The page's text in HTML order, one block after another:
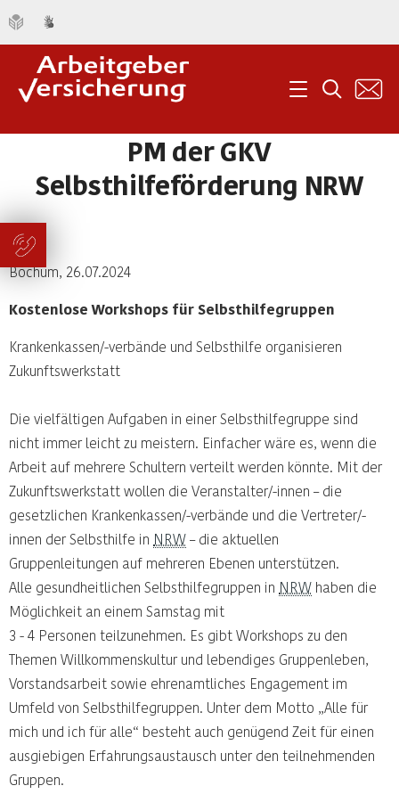
Menü Suche
PM der GKV
Selbsthilfeförderung NRW
Bochum, 26.07.2024
Kostenlose Workshops für Selbsthilfegruppen
Krankenkassen/-verbände und Selbsthilfe organisieren
Zukunftswerkstatt
Die vielfältigen Aufgaben in einer Selbsthilfegruppe sind
nicht immer leicht zu meistern. Einfacher wäre es, wenn die
Arbeit auf mehrere Schultern verteilt werden könnte. Mit der
Zukunftswerkstatt wollen die Veranstalter/-innen – die
gesetzlichen Krankenkassen/-verbände und die Vertreter/-
innen der Selbsthilfe in NRW – die aktuellen
Gruppenleitungen auf mehreren Ebenen unterstützen.
Alle gesundheitlichen Selbsthilfegruppen in NRW haben die
Möglichkeit an einem Samstag mit
3 - 4 Personen teilzunehmen. Es gibt Workshops zu den
Themen Willkommenskultur und lebendiges Gruppenleben,
Vorstandsarbeit sowie ehrenamtliches Engagement im
Umfeld von Selbsthilfegruppen. Unter dem Motto „Alle für
mich und ich für alle“ besteht auch genügend Zeit für einen
ausgiebigen Erfahrungsaustausch unter den teilnehmenden
Gruppen.